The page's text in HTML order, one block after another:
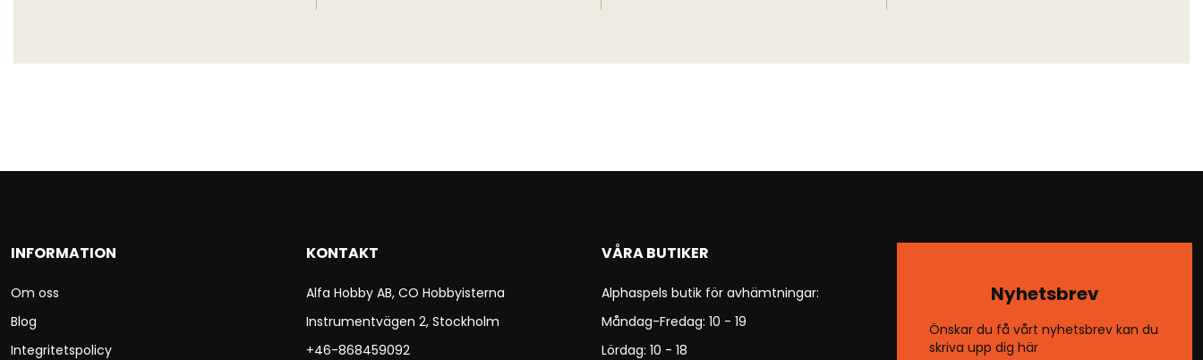
INFORMATION
Om oss
Blog
Integritetspolicy
KONTAKT
Alfa Hobby AB, CO Hobbyisterna
Instrumentvägen 2, Stockholm
+46-868459092
VÅRA BUTIKER
Alphaspels butik för avhämtningar:
Måndag-Fredag: 10 - 19
Lördag: 10 - 18
Nyhetsbrev
Önskar du få vårt nyhetsbrev kan du
skriva upp dig här